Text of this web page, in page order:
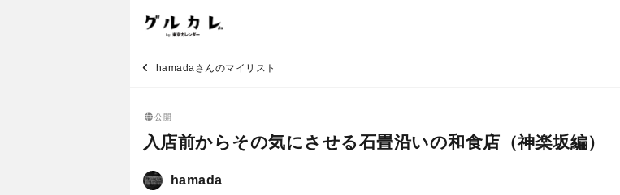
hamadaさんのマイリスト
公開
入店前からその気にさせる石畳沿いの和食店（神楽坂編）
hamada